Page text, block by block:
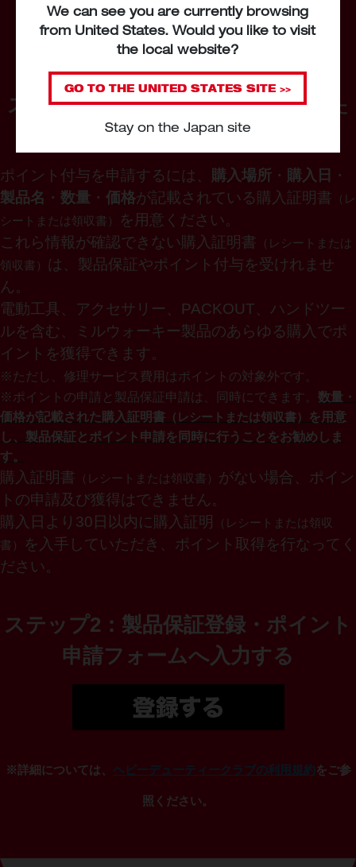
We can see you are currently browsing
from United States. Would you like to visit
the local website?
GO TO THEUNITED STATES SITE >>
Stay on the Japan site
申請するとポイントが貯まります！
月３日以降のご購入分からが対象
ステップ1：購入証明書（レシートまた
は領収書） をご用意ください
ポイント付与を申請するには、 購入場所 ・ 購入日
・
製品名 ・ 数量 ・ 価格が記載されている購入証明書 （レ
シートまたは領収書）
を用意ください。
これら情報が確認できない購入証明書 （レシートまたは
領収書） は、製品保証やポイント付与を受けれませ
ん。
電動工具、アクセサリー、 PACKOUT 、ハンドツー
ルを含む、ミルウォーキー製品のあらゆる購入でポ
イントを獲得できます。
※ただし、修理サービス費用はポイントの対象外です。
※ ポイントの申請と製品保証申請は、同時にできます。 数量・
価格が記載された購入証明書 （レシートまたは領収書）
を用意
し、製品保証とポイント申請を同時に行うことをお勧めしま
す。
購入証明書 （レシートまたは領収書） がない場合、ポイン
トの申請及び獲得はできません。
購入日より 30 日以内に購入証明
（レシートまたは領収
書）
を入手していただき、ポイント取得を行なってく
ださい。
ステップ2：製品保証登録・ポイント
申請フォームへ入力する
※詳細については、 ヘビーデューティークラブの利用規約をご参
照ください。